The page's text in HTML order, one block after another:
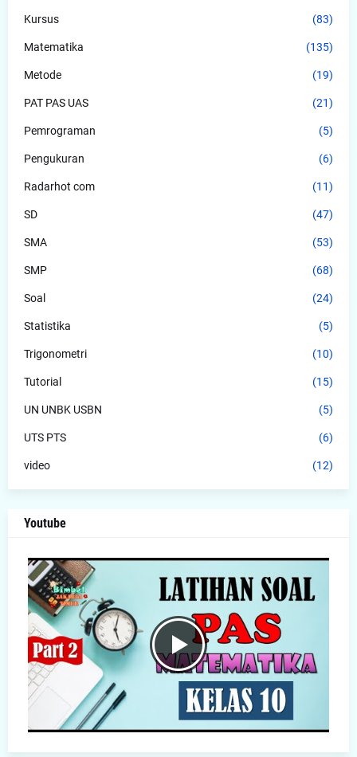
Kursus (83)
Matematika (135)
Metode (19)
PAT PAS UAS (21)
Pemrograman (5)
Pengukuran (6)
Radarhot com (11)
SD (47)
SMA (53)
SMP (68)
Soal (24)
Statistika (5)
Trigonometri (10)
Tutorial (15)
UN UNBK USBN (5)
UTS PTS (6)
video (12)
Youtube